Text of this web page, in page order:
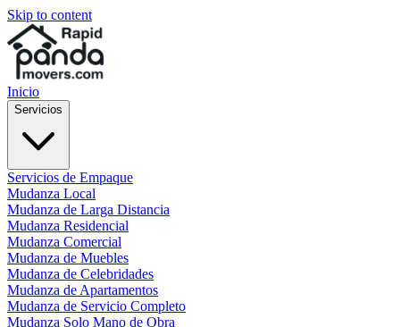
Skip to content
Inicio
Servicios
Servicios de Empaque
Mudanza Local
Mudanza de Larga Distancia
Mudanza Residencial
Mudanza Comercial
Mudanza de Muebles
Mudanza de Celebridades
Mudanza de Apartamentos
Mudanza de Servicio Completo
Mudanza Solo Mano de Obra